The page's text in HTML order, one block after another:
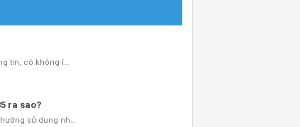
tin, có không í…
ra sao?
sử dụng nh…